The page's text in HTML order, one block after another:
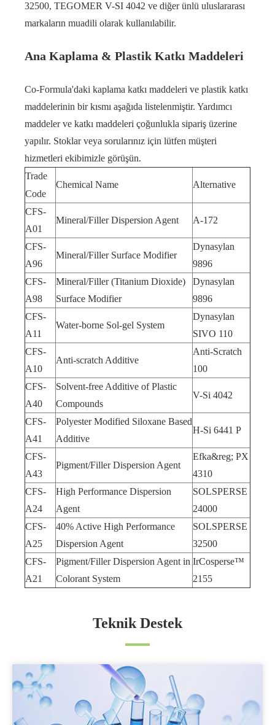
32500, TEGOMER V-SI 4042 ve diğer ünlü uluslararası
markaların muadili olarak kullanılabilir.
Ana Kaplama & Plastik Katkı Maddeleri
Co-Formula'daki kaplama katkı maddeleri ve plastik katkı
maddelerinin bir kısmı aşağıda listelenmiştir. Yardımcı
maddeler ve katkı maddeleri çoğunlukla sipariş üzerine
yapılır. Stoklar veya sorularınız için lütfen müşteri
hizmetleri ekibimizle görüşün.
Trade
Code
Chemical Name Alternative
CFS-
A01
Mineral/Filler Dispersion Agent A-172
CFS-
A96
Mineral/Filler Surface Modifier
Dynasylan
9896
CFS-
A98
Mineral/Filler (Titanium Dioxide)
Surface Modifier
Dynasylan
9896
CFS-
A11
Water-borne Sol-gel System
Dynasylan
SIVO 110
CFS-
A10
Anti-scratch Additive
Anti-Scratch
100
CFS-
A40
Solvent-free Additive of Plastic
Compounds
V-Si 4042
CFS-
A41
Polyester Modified Siloxane Based
Additive
H-Si 6441 P
CFS-
A43
Pigment/Filler Dispersion Agent
Efka&reg; PX
4310
CFS-
A24
High Performance Dispersion
Agent
SOLSPERSE
24000
CFS-
A25
40% Active High Performance
Dispersion Agent
SOLSPERSE
32500
CFS-
A21
Pigment/Filler Dispersion Agent in
Colorant System
IrCosperse™
2155
Teknik Destek